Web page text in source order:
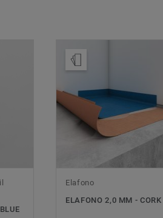
Elafono
ELAFONO 2,0 MM - CORK